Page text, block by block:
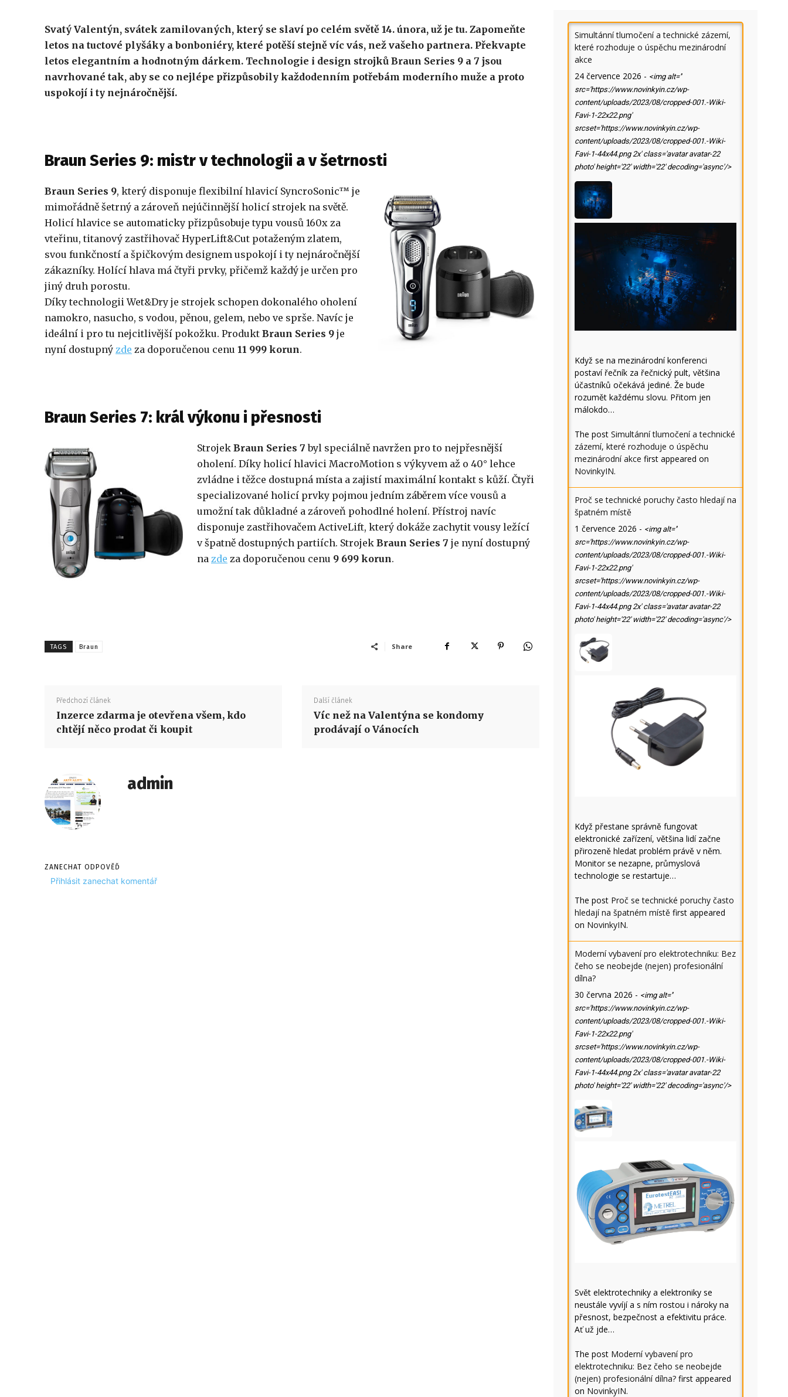
Svatý Valentýn, svátek zamilovaných, který se slaví po celém světě 14. února, už je tu. Zapomeňte
letos na tuctové plyšáky a bonboniéry, které potěší stejně víc vás, než vašeho partnera. Překvapte
letos elegantním a hodnotným dárkem. Technologie i design strojků Braun Series 9 a 7 jsou
navrhované tak, aby se co nejlépe přizpůsobily každodenním potřebám moderního muže a proto
uspokojí i ty nejnáročnější.
Braun Series 9: mistr v technologii a v šetrnosti
Braun Series 9, který disponuje flexibilní hlavicí SyncroSonic™ je
mimořádně šetrný a zároveň nejúčinnější holicí strojek na světě.
Holicí hlavice se automaticky přizpůsobuje typu vousů 160x za
vteřinu, titanový zastřihovač HyperLift&Cut potaženým zlatem,
svou funkčností a špičkovým designem uspokojí i ty nejnáročnější
zákazníky. Holící hlava má čtyři prvky, přičemž každý je určen pro
jiný druh porostu.
Díky technologii Wet&Dry je strojek schopen dokonalého oholení
namokro, nasucho, s vodou, pěnou, gelem, nebo ve sprše. Navíc je
ideální i pro tu nejcitlivější pokožku. Produkt Braun Series 9 je
nyní dostupný zde za doporučenou cenu 11 999 korun.
Braun Series 7: král výkonu i přesnosti
Strojek Braun Series 7 byl speciálně navržen pro to nejpřesnější
oholení. Díky holicí hlavici MacroMotion s výkyvem až o 40° lehce
zvládne i těžce dostupná místa a zajistí maximální kontakt s kůží. Čtyři
specializované holicí prvky pojmou jedním záběrem více vousů a
umožní tak důkladné a zároveň pohodlné holení. Přístroj navíc
disponuje zastřihovačem ActiveLift, který dokáže zachytit vousy ležící
v špatně dostupných partiích. Strojek Braun Series 7 je nyní dostupný
na zde za doporučenou cenu 9 699 korun.
TAGS Braun Share
Předchozí článek
Inzerce zdarma je otevřena všem, kdo
chtějí něco prodat či koupit
Další článek
Víc než na Valentýna se kondomy
prodávají o Vánocích
admin
ZANECHAT ODPOVĚĎ
Přihlásit zanechat komentář
Simultánní tlumočení a technické zázemí,
které rozhoduje o úspěchu mezinárodní
akce
24 července 2026 - <img alt=''
src='https://www.novinkyin.cz/wp-
content/uploads/2023/08/cropped-001.-Wiki-
Favi-1-22x22.png'
srcset='https://www.novinkyin.cz/wp-
content/uploads/2023/08/cropped-001.-Wiki-
Favi-1-44x44.png 2x' class='avatar avatar-22
photo' height='22' width='22' decoding='async'/>
Když se na mezinárodní konferenci
postaví řečník za řečnický pult, většina
účastníků očekává jediné. Že bude
rozumět každému slovu. Přitom jen
málokdo…
The post Simultánní tlumočení a technické
zázemí, které rozhoduje o úspěchu
mezinárodní akce first appeared on
NovinkyIN.
Proč se technické poruchy často hledají na
špatném místě
1 července 2026 - <img alt=''
src='https://www.novinkyin.cz/wp-
content/uploads/2023/08/cropped-001.-Wiki-
Favi-1-22x22.png'
srcset='https://www.novinkyin.cz/wp-
content/uploads/2023/08/cropped-001.-Wiki-
Favi-1-44x44.png 2x' class='avatar avatar-22
photo' height='22' width='22' decoding='async'/>
Když přestane správně fungovat
elektronické zařízení, většina lidí začne
přirozeně hledat problém právě v něm.
Monitor se nezapne, průmyslová
technologie se restartuje…
The post Proč se technické poruchy často
hledají na špatném místě first appeared
on NovinkyIN.
Moderní vybavení pro elektrotechniku: Bez
čeho se neobejde (nejen) profesionální
dílna?
30 června 2026 - <img alt=''
src='https://www.novinkyin.cz/wp-
content/uploads/2023/08/cropped-001.-Wiki-
Favi-1-22x22.png'
srcset='https://www.novinkyin.cz/wp-
content/uploads/2023/08/cropped-001.-Wiki-
Favi-1-44x44.png 2x' class='avatar avatar-22
photo' height='22' width='22' decoding='async'/>
Svět elektrotechniky a elektroniky se
neustále vyvíjí a s ním rostou i nároky na
přesnost, bezpečnost a efektivitu práce.
Ať už jde…
The post Moderní vybavení pro
elektrotechniku: Bez čeho se neobejde
(nejen) profesionální dílna? first appeared
on NovinkyIN.